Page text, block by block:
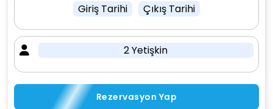
Giriş Tarihi Çıkış Tarihi
2 Yetişkin
Rezervasyon Yap